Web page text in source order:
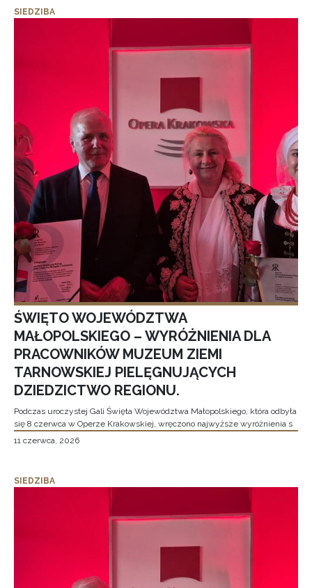
SIEDZIBA
ŚWIĘTO WOJEWÓDZTWA
MAŁOPOLSKIEGO – WYRÓŻNIENIA DLA
PRACOWNIKÓW MUZEUM ZIEMI
TARNOWSKIEJ PIELĘGNUJĄCYCH
DZIEDZICTWO REGIONU.
Podczas uroczystej Gali Święta Województwa Małopolskiego, która odbyła
się 8 czerwca w Operze Krakowskiej, wręczono najwyższe wyróżnienia s
11 czerwca, 2026
SIEDZIBA